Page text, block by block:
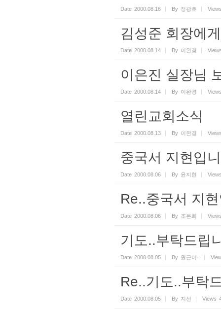
Date 2000.08.16 By 정광호
김성준 회장에게
Date 2000.08.14 By 이완경
이은진 실장님
Date 2000.08.14 By 이완경
열린교회소식
Date 2000.08.13 By 이완경
중국서 지현입
Date 2000.08.06 By 윤지현
Re..중국서 지
Date 2000.08.06 By 조은희
기도..부탁드립
Date 2000.08.05 By 원근이..
Re..기도..부탁
Date 2000.08.05 By 지선 Views